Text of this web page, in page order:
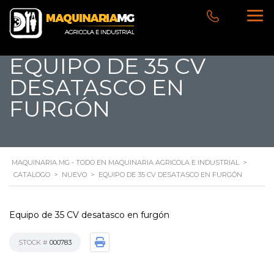
EQUIPO DE 35 CV
DESATASCO EN
FURGÓN
MAQUINARIA MG - TODO EN MAQUINARIA AGRICOLA E INDUSTRIAL >
CATALOGO > NUEVO > EQUIPO DE 35 CV DESATASCO EN FURGÓN
Equipo de 35 CV desatasco en furgón
STOCK # 000783